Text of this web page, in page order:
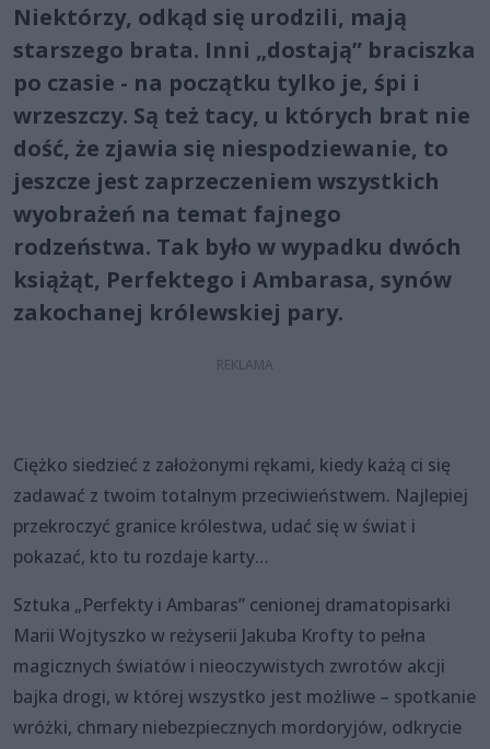
Niektórzy, odkąd się urodzili, mają
starszego brata. Inni „dostają” braciszka
po czasie - na początku tylko je, śpi i
wrzeszczy. Są też tacy, u których brat nie
dość, że zjawia się niespodziewanie, to
jeszcze jest zaprzeczeniem wszystkich
wyobrażeń na temat fajnego
rodzeństwa. Tak było w wypadku dwóch
książąt, Perfektego i Ambarasa, synów
zakochanej królewskiej pary.
Ciężko siedzieć z założonymi rękami, kiedy każą ci się
zadawać z twoim totalnym przeciwieństwem. Najlepiej
przekroczyć granice królestwa, udać się w świat i
pokazać, kto tu rozdaje karty…
Sztuka „Perfekty i Ambaras” cenionej dramatopisarki
Marii Wojtyszko w reżyserii Jakuba Krofty to pełna
magicznych światów i nieoczywistych zwrotów akcji
bajka drogi, w której wszystko jest możliwe – spotkanie
wróżki, chmary niebezpiecznych mordoryjów, odkrycie